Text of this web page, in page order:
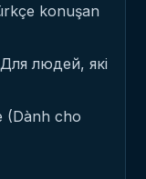
konuşan
людей, які
(Dành cho